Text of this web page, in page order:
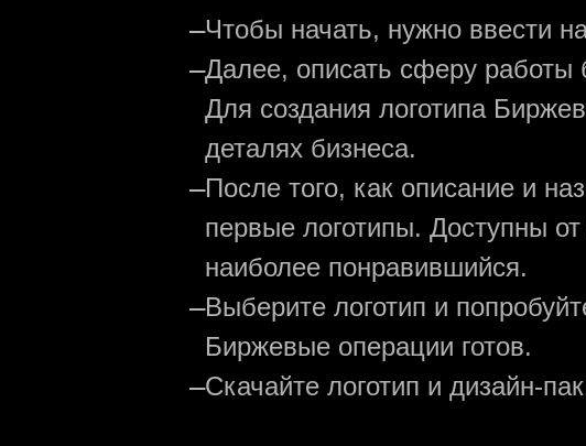
—Чтобы начать, нужно ввести
—Далее, описать сферу работы
Для создания логотипа
деталях бизнеса.
—После того, как описание и
первые логотипы. Доступны
наиболее понравившийся.
—Выберите логотип и
Биржевые операции готов.
—Скачайте логотип и дизайн-